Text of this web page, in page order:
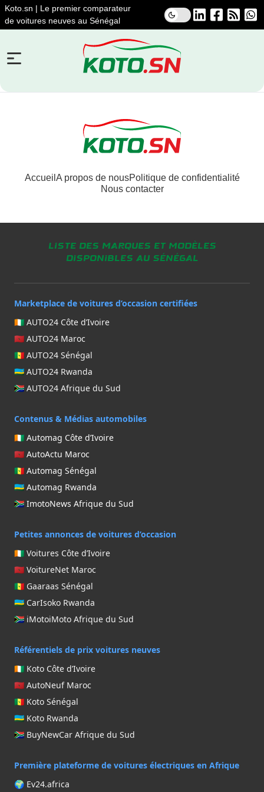
Koto.sn | Le premier comparateur
de voitures neuves au Sénégal
Accueil A propos de nousPolitique de confidentialité
Nous contacter
Liste des marques et modèles
disponibles au Sénégal
Marketplace de voitures d’occasion certifiées
🇨🇮 AUTO24 Côte d’Ivoire
🇲🇦 AUTO24 Maroc
🇸🇳 AUTO24 Sénégal
🇷🇼 AUTO24 Rwanda
🇿🇦 AUTO24 Afrique du Sud
Contenus & Médias automobiles
🇨🇮 Automag Côte d’Ivoire
🇲🇦 AutoActu Maroc
🇸🇳 Automag Sénégal
🇷🇼 Automag Rwanda
🇿🇦 ImotoNews Afrique du Sud
Petites annonces de voitures d’occasion
🇨🇮 Voitures Côte d’Ivoire
🇲🇦 VoitureNet Maroc
🇸🇳 Gaaraas Sénégal
🇷🇼 CarIsoko Rwanda
🇿🇦 iMotoiMoto Afrique du Sud
Référentiels de prix voitures neuves
🇨🇮 Koto Côte d’Ivoire
🇲🇦 AutoNeuf Maroc
🇸🇳 Koto Sénégal
🇷🇼 Koto Rwanda
🇿🇦 BuyNewCar Afrique du Sud
Première plateforme de voitures électriques en Afrique
🌍 Ev24.africa